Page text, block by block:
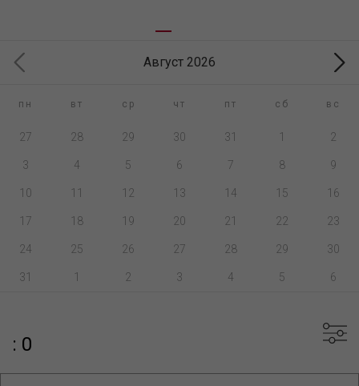
Август 2026
пн вт ср чт пт сб вс
27 28 29 30 31 1 2
3 4 5 6 7 8 9
10 11 12 13 14 15 16
17 18 19 20 21 22 23
24 25 26 27 28 29 30
31 1 2 3 4 5 6
: 0